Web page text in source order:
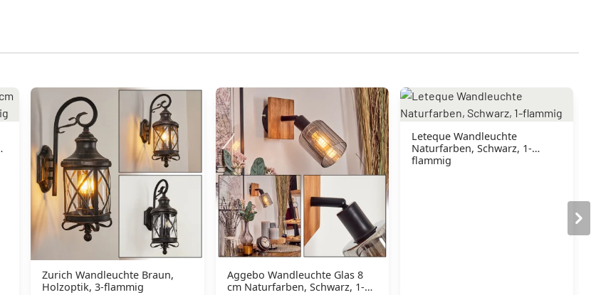
Zurich Wandleuchte Braun,
Holzoptik, 3-flammig
Aggebo Wandleuchte Glas 8
cm Naturfarben, Schwarz, 1-
Leteque Wandleuchte
Naturfarben, Schwarz, 1-
flammig